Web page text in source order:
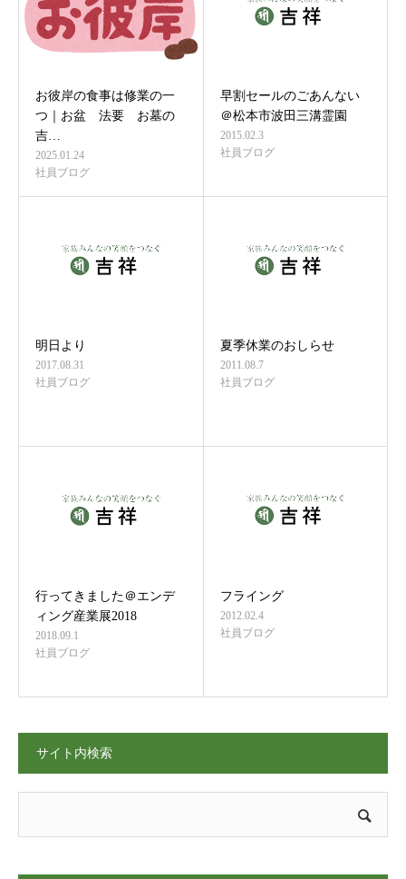
お彼岸の食事は修業の一
つ｜お盆 法要 お墓の
吉…
2025.01.24
社員ブログ
早割セールのごあんない
＠松本市波田三溝霊園
2015.02.3
社員ブログ
明日より
2017.08.31
社員ブログ
夏季休業のおしらせ
2011.08.7
社員ブログ
行ってきました＠エンデ
ィング産業展2018
2018.09.1
社員ブログ
フライング
2012.02.4
社員ブログ
サイト内検索